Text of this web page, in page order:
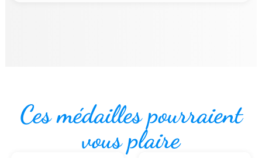
Ces médailles pourraient
vous plaire